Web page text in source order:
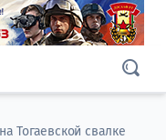
Тогаевской свалке